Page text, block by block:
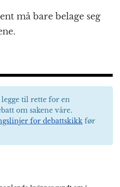
må bare belage seg
til rette for en
om sakene våre.
for debattskikk før